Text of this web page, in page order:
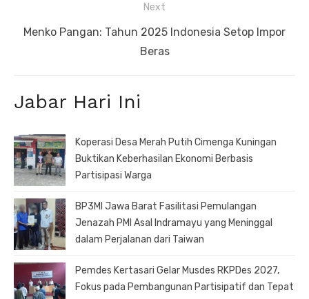
Next
Next
Menko Pangan: Tahun 2025 Indonesia Setop Impor
Beras
Jabar Hari Ini
Koperasi Desa Merah Putih Cimenga Kuningan
Buktikan Keberhasilan Ekonomi Berbasis
Partisipasi Warga
BP3MI Jawa Barat Fasilitasi Pemulangan
Jenazah PMI Asal Indramayu yang Meninggal
dalam Perjalanan dari Taiwan
Pemdes Kertasari Gelar Musdes RKPDes 2027,
Fokus pada Pembangunan Partisipatif dan Tepat